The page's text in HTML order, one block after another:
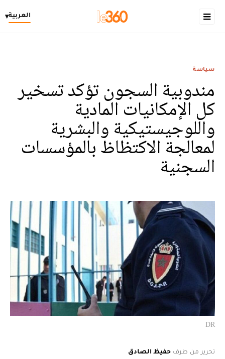
العربية▾
سياسة
مندوبية السجون تؤكد تسخير
كل الإمكانيات المادية
واللوجيستيكية والبشرية
لمعالجة الاكتظاظ بالمؤسسات
السجنية
DR
تحرير من طرف حفيظ الصادق